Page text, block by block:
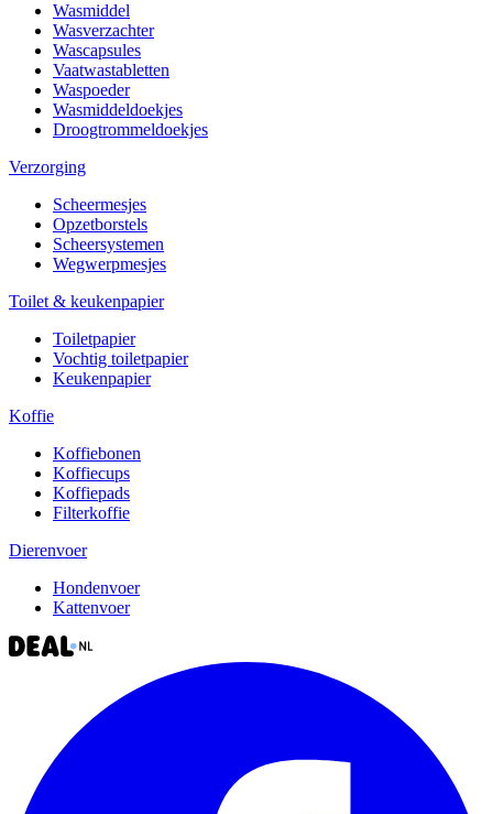
Wasmiddel
Wasverzachter
Wascapsules
Vaatwastabletten
Waspoeder
Wasmiddeldoekjes
Droogtrommeldoekjes
Verzorging
Scheermesjes
Opzetborstels
Scheersystemen
Wegwerpmesjes
Toilet & keukenpapier
Toiletpapier
Vochtig toiletpapier
Keukenpapier
Koffie
Koffiebonen
Koffiecups
Koffiepads
Filterkoffie
Dierenvoer
Hondenvoer
Kattenvoer